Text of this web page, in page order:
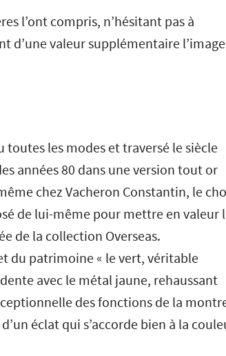
l’ont compris, n’hésitant pas à
d’une valeur supplémentaire l’image
toutes les modes et traversé le siècle
années 80 dans une version tout or
chez Vacheron Constantin, le
de lui-même pour mettre en valeur
de la collection Overseas.
du patrimoine « le vert, véritable
avec le métal jaune, rehaussant
des fonctions de la
éclat qui s’accorde bien à la